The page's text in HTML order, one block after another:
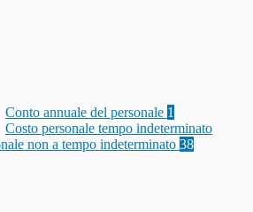
Conto annuale del personale 1
Costo personale tempo indeterminato
non a tempo indeterminato 38